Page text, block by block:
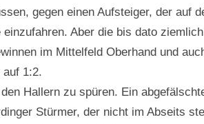
gegen einen Aufsteiger, der auf
Aber die bis dato ziemlich
im Mittelfeld Oberhand und
1:2.
Hallern zu spüren. Ein
Stürmer, der nicht im Abseits